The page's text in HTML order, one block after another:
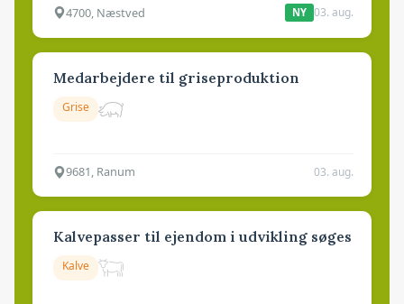
4700, Næstved NY 03. aug.
Medarbejdere til griseproduktion
Grise
9681, Ranum 03. aug.
Kalvepasser til ejendom i udvikling søges
Kalve